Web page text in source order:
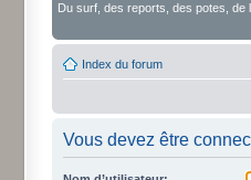
Du surf, des reports, des potes, de
Index du forum
Vous devez être